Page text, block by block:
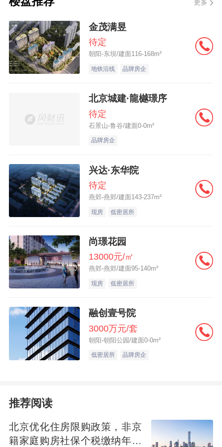
房将算第2套。 “不过，现在商业贷款的认定
还有很多难点，比如认房很难操作，一些时
候只能凭借购房者的信用担保。”市区一银行
人士表示。记者了解到，目前，由于查询系
统没有联网，在扬州大市之内也难以全部查
询购房者名下的住房套数。
更多
金茂满昱
待定
朝阳-东坝/建面116-168m²
地铁沿线 品牌房企
北京城建·龍樾璟序
待定
石景山-鲁谷/建面0-0m²
品牌房企
兴达·东华院
待定
燕郊-燕郊/建面143-237m²
现房 低密居所
尚璟花园
13000元/㎡
燕郊-燕郊/建面95-140m²
现房 低密居所
融创壹号院
3000万元/套
朝阳-朝阳公园/建面0-0m²
低密居所 品牌房企
推荐阅读
北京优化住房限购政策，非京
籍家庭购房社保个税缴纳年限